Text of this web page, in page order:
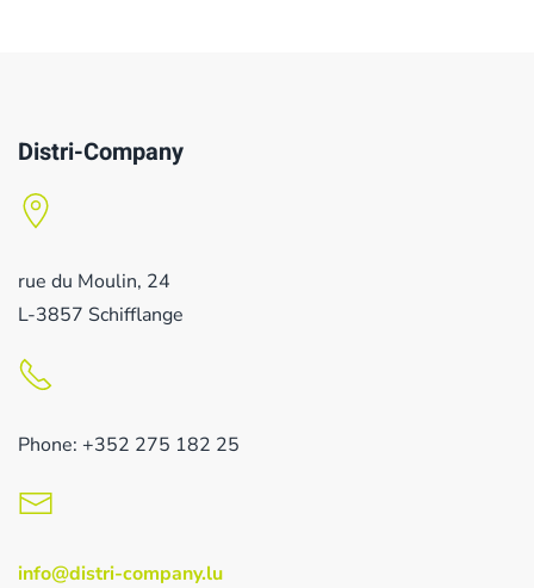
Distri-Company
rue du Moulin, 24
L-3857 Schifflange
Phone: +352 275 182 25
info@distri-company.lu